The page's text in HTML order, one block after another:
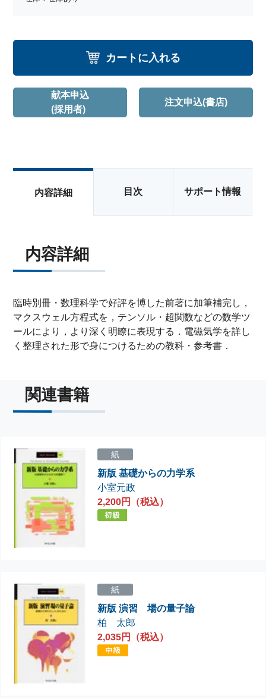
カートに入れる
献本申込
(採用者)
注文申込(書店)
内容詳細 目次 サポート情報
内容詳細
臨時別冊・数理科学で好評を博した前著に加筆補完し，
マクスウェル方程式を，テンソル・超関数などの数学ツ
ールにより，より深く明瞭に表現する．電磁気学を詳し
く整理された形で身につけるための教科・参考書．
関連書籍
紙
新版 基礎からの力学系
小室元政
2,200円（税込）
紙
新版 演習 場の量子論
柏 太郎
2,035円（税込）